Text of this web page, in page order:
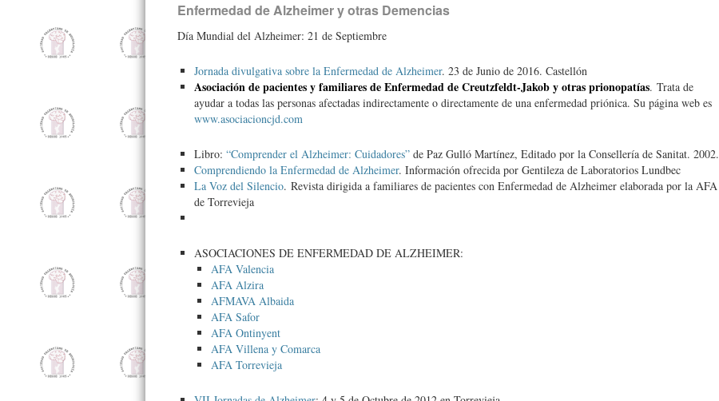
Enfermedad de Alzheimer y otras Demencias
Día Mundial del Alzheimer: 21 de Septiembre
Jornada divulgativa sobre la Enfermedad de Alzheimer. 23 de Junio de 2016. Castellón
Asociación de pacientes y familiares de Enfermedad de Creutzfeldt-Jakob y otras prionopatías. Trata de
ayudar a todas las personas afectadas indirectamente o directamente de una enfermedad priónica. Su página web es
www.asociacioncjd.com
Libro: “Comprender el Alzheimer: Cuidadores” de Paz Gulló Martínez, Editado por la Consellería de Sanitat. 2002.
Comprendiendo la Enfermedad de Alzheimer. Información ofrecida por Gentileza de Laboratorios Lundbec
La Voz del Silencio. Revista dirigida a familiares de pacientes con Enfermedad de Alzheimer elaborada por la AFA
de Torrevieja
ASOCIACIONES DE ENFERMEDAD DE ALZHEIMER:
AFA Valencia
AFA Alzira
AFMAVA Albaida
AFA Safor
AFA Ontinyent
AFA Villena y Comarca
AFA Torrevieja